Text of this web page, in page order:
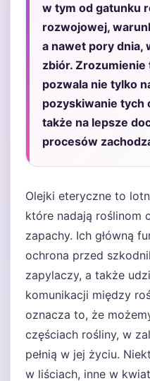
w tym od gatunku
rozwojowej,
a nawet pory dnia,
zbiór.
pozwala nie tylko
pozyskiwanie tych
także na lepsze
procesów
Olejki eteryczne to
które nadają roślinom
zapachy. Ich główną
ochrona przed
zapylaczy, a także
komunikacji między
oznacza to, że
częściach rośliny, w
pełnią w jej życiu.
w liściach, inne w